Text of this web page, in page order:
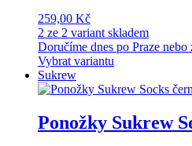
259,00 Kč
2 ze 2 variant skladem
Doručíme dnes po Praze nebo
Vybrat variantu
Sukrew
Ponožky Sukrew